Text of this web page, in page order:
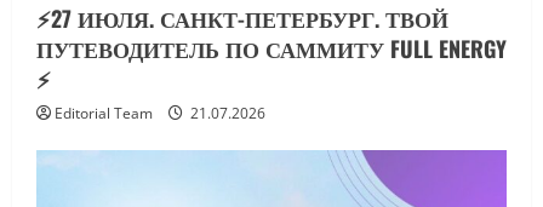
⚡️27 ИЮЛЯ. САНКТ-ПЕТЕРБУРГ. ТВОЙ
ПУТЕВОДИТЕЛЬ ПО САММИТУ FULL ENERGY
⚡️
Editorial Team 21.07.2026